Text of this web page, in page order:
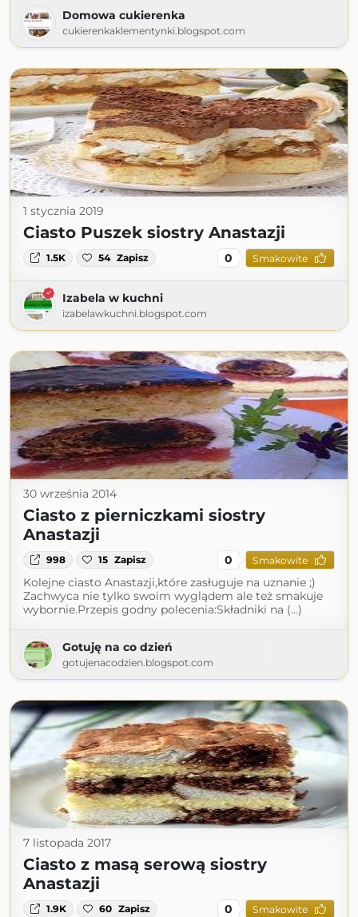
Domowa cukierenka
cukierenkaklementynki.blogspot.com
1 stycznia 2019
Ciasto Puszek siostry Anastazji
1.5K 54 Zapisz 0 Smakowite
Izabela w kuchni
izabelawkuchni.blogspot.com
30 września 2014
Ciasto z pierniczkami siostry
Anastazji
998 15 Zapisz 0 Smakowite
Kolejne ciasto Anastazji,które zasługuje na uznanie ;)
Zachwyca nie tylko swoim wyglądem ale też smakuje
wybornie.Przepis godny polecenia:Składniki na (...)
Gotuję na co dzień
gotujenacodzien.blogspot.com
7 listopada 2017
Ciasto z masą serową siostry
Anastazji
1.9K 60 Zapisz 0 Smakowite